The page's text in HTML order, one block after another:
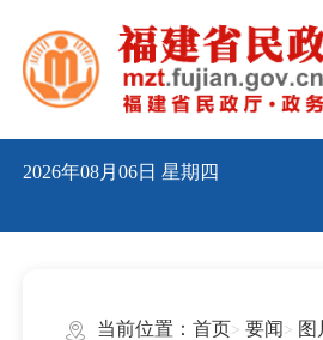
2026年08月06日 星期四
当前位置： 首页 要闻 图